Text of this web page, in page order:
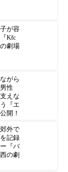
が容
Kfc
劇場
がら
性
えな
『エ
開！
外で
記録
『バ
の劇